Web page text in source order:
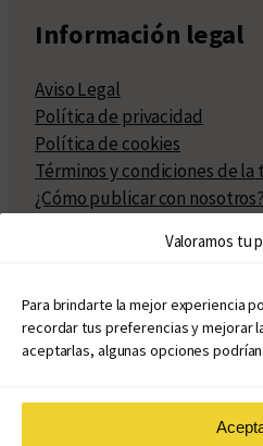
Valoramos tu
Para brindarte la mejor experiencia
recordar tus preferencias y mejorar
aceptarlas, algunas opciones
Información legal
Aviso Legal
Política de privacidad
Política de cookies
Términos y condiciones de
¿Cómo publicar con nosotros?
Políticas de publicación
Políticas de coedición
Atribuciones